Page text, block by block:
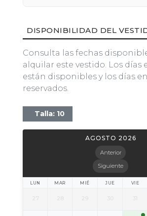
DISPONIBILIDAD DEL
Consulta las fechas
alquilar este vestido. Los días
están disponibles y los días en
reservados.
Talla: 10
Anterior
AGOSTO 2026
Siguiente
LUN MAR MIÉ JUE VIE
27 28 29 30 31